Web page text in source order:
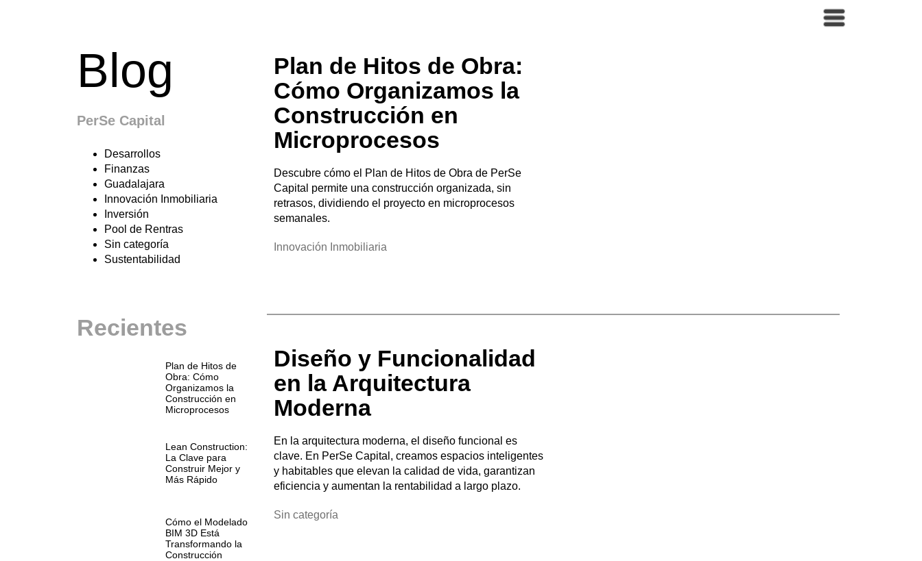
Blog
PerSe Capital
Desarrollos
Finanzas
Guadalajara
Innovación Inmobiliaria
Inversión
Pool de Rentras
Sin categoría
Sustentabilidad
Recientes
Plan de Hitos de
Obra: Cómo
Organizamos la
Construcción en
Microprocesos
Lean Construction:
La Clave para
Construir Mejor y
Más Rápido
Cómo el Modelado
BIM 3D Está
Transformando la
Construcción
Plan de Hitos de Obra:
Cómo Organizamos la
Construcción en
Microprocesos
Descubre cómo el Plan de Hitos de Obra de PerSe
Capital permite una construcción organizada, sin
retrasos, dividiendo el proyecto en microprocesos
semanales.
Innovación Inmobiliaria
Diseño y Funcionalidad
en la Arquitectura
Moderna
En la arquitectura moderna, el diseño funcional es
clave. En PerSe Capital, creamos espacios inteligentes
y habitables que elevan la calidad de vida, garantizan
eficiencia y aumentan la rentabilidad a largo plazo.
Sin categoría